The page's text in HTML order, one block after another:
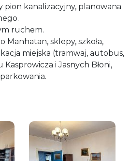
pion kanalizacyjny, planowana
ruchem.
Manhatan, sklepy, szkoła,
miejska (tramwaj, autobus,
i Jasnych Błoni,